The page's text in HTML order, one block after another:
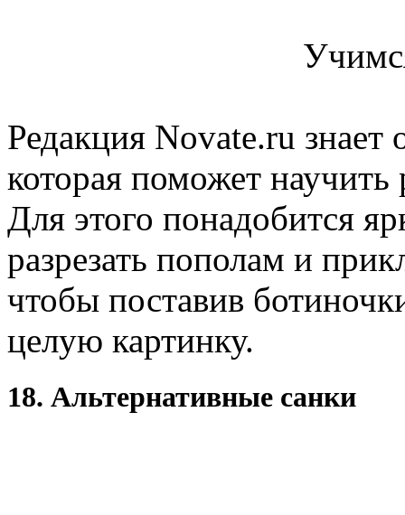
Редакция Novate.ru
которая поможет научить
Для этого понадобится
разрезать пополам и
чтобы поставив
целую картинку.
18. Альтернативные санки